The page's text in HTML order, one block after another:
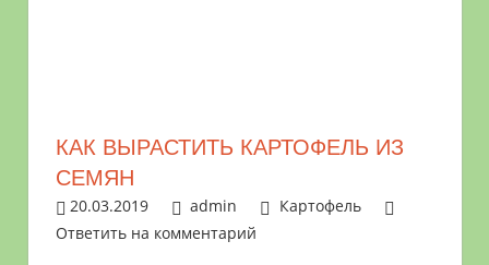
КАК ВЫРАСТИТЬ КАРТОФЕЛЬ ИЗ
СЕМЯН
20.03.2019 admin
Картофель
Ответить на комментарий